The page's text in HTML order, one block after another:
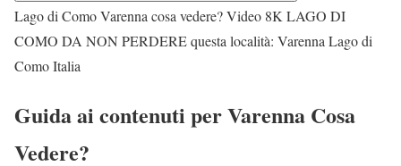
Lago di Como Varenna cosa vedere? Video 8K LAGO DI
COMO DA NON PERDERE questa località: Varenna Lago di
Como Italia
Guida ai contenuti per Varenna Cosa
Vedere?